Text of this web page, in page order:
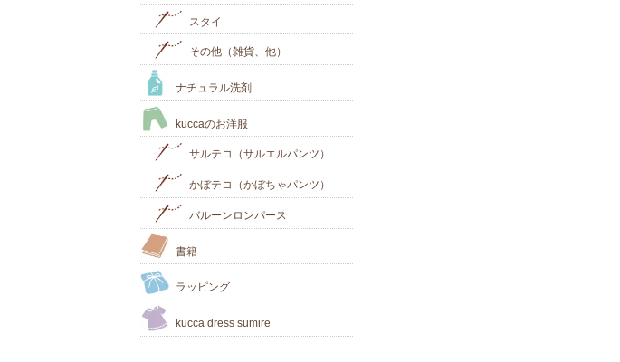
スタイ
その他（雑貨、他）
ナチュラル洗剤
kuccaのお洋服
サルテコ（サルエルパンツ）
かぼテコ（かぼちゃパンツ）
バルーンロンパース
書籍
ラッピング
kucca dress sumire